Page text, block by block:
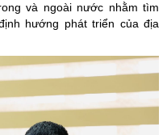
và ngoài nước nhằm tìm
hướng phát triển của địa